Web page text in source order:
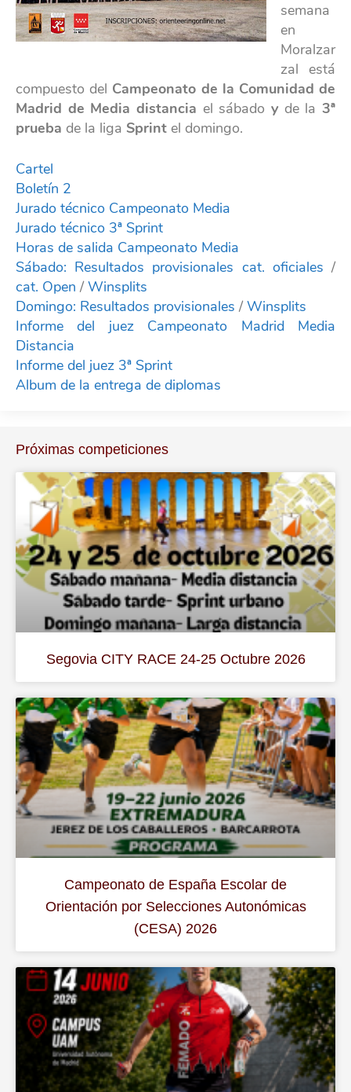
semana
en
Moralzar
zal está
compuesto del Campeonato de la Comunidad de
Madrid de Media distancia el sábado y de la 3ª
prueba de la liga Sprint el domingo.
Cartel
Boletín 2
Jurado técnico Campeonato Media
Jurado técnico 3ª Sprint
Horas de salida Campeonato Media
Sábado: Resultados provisionales cat. oficiales /
cat. Open /Winsplits
Domingo: Resultados provisionales /Winsplits
Informe del juez Campeonato Madrid Media
Distancia
Informe del juez 3ª Sprint
Album de la entrega de diplomas
Próximas competiciones
Segovia CITY RACE 24-25 Octubre 2026
Campeonato de España Escolar de
Orientación por Selecciones Autonómicas
(CESA) 2026